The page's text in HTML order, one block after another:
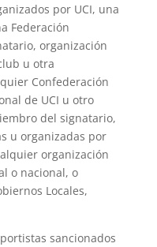
por UCI, una
Federación
organización
u otra
Confederación
de UCI u otro
del signatario,
u organizadas por
organización
o nacional, o
Locales,
sancionados